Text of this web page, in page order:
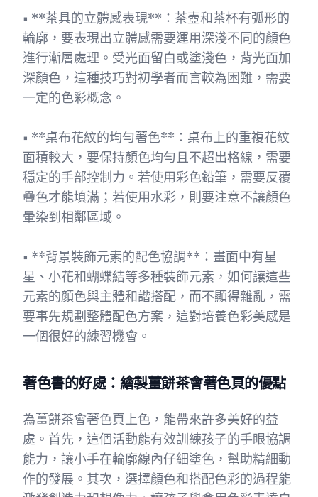
• **茶具的立體感表現**：茶壺和茶杯有弧形的
輪廓，要表現出立體感需要運用深淺不同的顏色
進行漸層處理。受光面留白或塗淺色，背光面加
深顏色，這種技巧對初學者而言較為困難，需要
一定的色彩概念。
• **桌布花紋的均勻著色**：桌布上的重複花紋
面積較大，要保持顏色均勻且不超出格線，需要
穩定的手部控制力。若使用彩色鉛筆，需要反覆
疊色才能填滿；若使用水彩，則要注意不讓顏色
暈染到相鄰區域。
• **背景裝飾元素的配色協調**：畫面中有星
星、小花和蝴蝶結等多種裝飾元素，如何讓這些
元素的顏色與主體和諧搭配，而不顯得雜亂，需
要事先規劃整體配色方案，這對培養色彩美感是
一個很好的練習機會。
著色書的好處：繪製薑餅茶會著色頁的優點
為薑餅茶會著色頁上色，能帶來許多美好的益
處。首先，這個活動能有效訓練孩子的手眼協調
能力，讓小手在輪廓線內仔細塗色，幫助精細動
作的發展。其次，選擇顏色和搭配色彩的過程能